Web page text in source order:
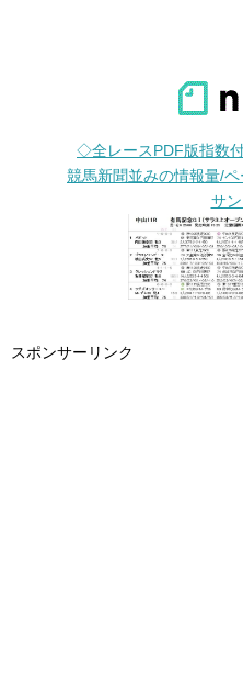
◇全レースPDF版指数
競馬新聞並みの情報量/
サ
スポンサーリンク